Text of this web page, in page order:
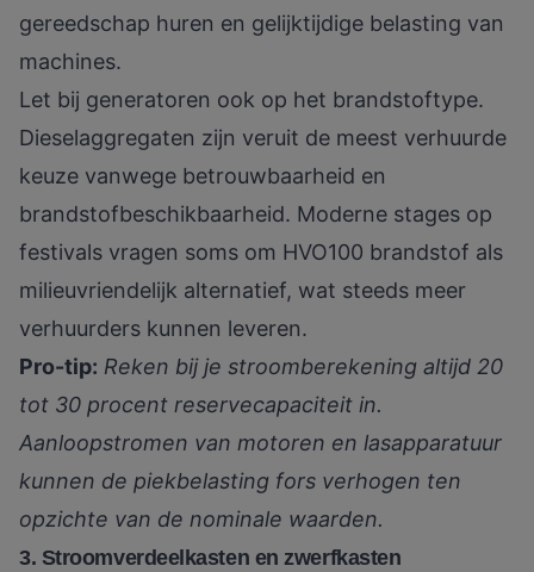
gereedschap huren en gelijktijdige belasting van
machines.
Let bij generatoren ook op het brandstoftype.
Dieselaggregaten zijn veruit de meest verhuurde
keuze vanwege betrouwbaarheid en
brandstofbeschikbaarheid. Moderne stages op
festivals vragen soms om HVO100 brandstof als
milieuvriendelijk alternatief, wat steeds meer
verhuurders kunnen leveren.
Pro-tip: Reken bij je stroomberekening altijd 20
tot 30 procent reservecapaciteit in.
Aanloopstromen van motoren en lasapparatuur
kunnen de piekbelasting fors verhogen ten
opzichte van de nominale waarden.
3. Stroomverdeelkasten en zwerfkasten